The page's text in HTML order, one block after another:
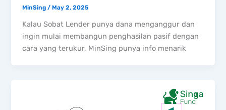
MinSing /May 2, 2025
Kalau Sobat Lender punya dana menganggur dan
ingin mulai membangun penghasilan pasif dengan
cara yang terukur, MinSing punya info menarik